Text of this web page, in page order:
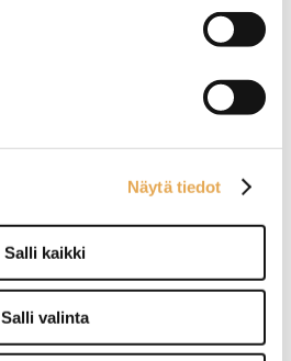
Näytä tiedot
Salli kaikki
Salli valintaKylmäallas Porkka CL-
GNS-1-CHE-1